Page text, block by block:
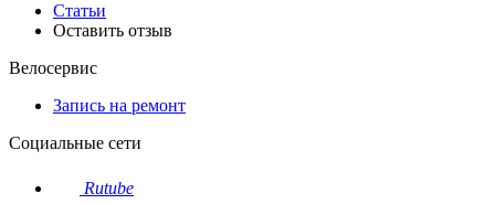
Статьи
Оставить отзыв
Велосервис
Запись на ремонт
Социальные сети
Rutube